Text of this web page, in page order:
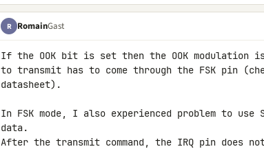
R RomainGast
If the OOK bit is set then the OOK modulation
to transmit has to come through the FSK pin
datasheet).
In FSK mode, I also experienced problem to
data.
After the transmit command, the IRQ pin does